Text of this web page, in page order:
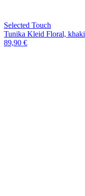
Selected Touch
Tunika Kleid Floral, khaki
89,90 €